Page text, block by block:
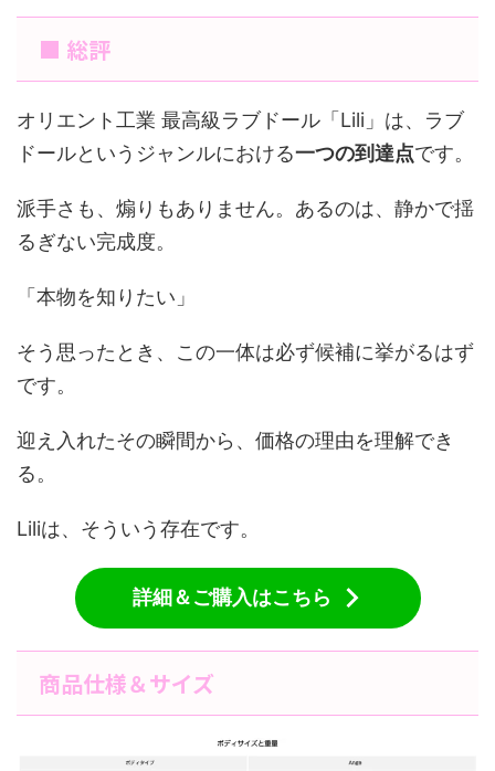
■ 総評
オリエント工業 最高級ラブドール「Lili」は、ラブ
ドールというジャンルにおける一つの到達点です。
派手さも、煽りもありません。あるのは、静かで揺
るぎない完成度。
「本物を知りたい」
そう思ったとき、この一体は必ず候補に挙がるはず
です。
迎え入れたその瞬間から、価格の理由を理解でき
る。
Liliは、そういう存在です。
詳細＆ご購入はこちら
商品仕様＆サイズ